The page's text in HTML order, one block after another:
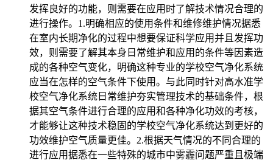
发挥良好的功能，则需要在应用时了解技术情况合理的
进行操作。1.明确相应的使用条件和维修维护情况据悉
在室内长期净化的过程中想要保证科学应用并且发挥功
效，则需要了解其本身日常维护和应用的条件等因素造
成的各种空气变化，明确这种专业的学校空气净化系统
应当在怎样的空气条件下使用。与此同时针对高水准学
校空气净化系统日常维护夯实管理技术的基础条件，根
据其空气条件进行合理的应用和各种净化功效的考核，
才能够让这种技术稳固的学校空气净化系统达到更好的
功效维护空气质量更佳。2.根据天气情况的不同合理的
进行应用据悉在一些特殊的城市中雾霾问题严重且极端